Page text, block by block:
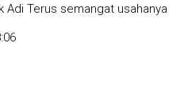
Adi Terus semangat usahanya